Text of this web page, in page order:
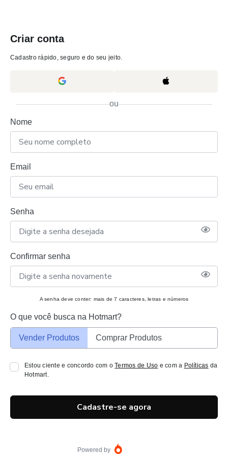
Criar conta
Cadastro rápido, seguro e do seu jeito.
ou
Nome
Email
Senha
Confirmar senha
A senha deve conter: mais de 7 caracteres, letras e números
O que você busca na Hotmart?
Vender Produtos Comprar Produtos
Estou ciente e concordo com oTermos de Uso e com a Políticas da
Hotmart.
Cadastre-se agora
Powered by